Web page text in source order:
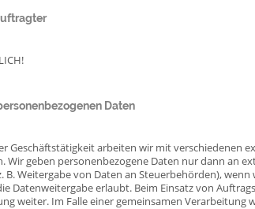
Daten
Geschäftstätigkeit arbeiten wir mit verschiedenen
Wir geben personenbezogene Daten nur dann an
B. Weitergabe von Daten an Steuerbehörden),
Datenweitergabe erlaubt. Beim Einsatz von
weiter. Im Falle einer gemeinsamen Verarbeitung